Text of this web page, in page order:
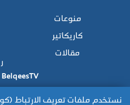
نستخدم ملفات تعريف الارتباط
منوعات
كاريكاتير
مقالات
BelqeesTV